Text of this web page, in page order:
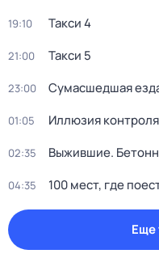
19:10 Такси 4
21:00 Такси 5
23:00 Сумасшедшая
01:05 Иллюзия контроля
02:35 Выжившие.
04:35 100 мест, где
Еще